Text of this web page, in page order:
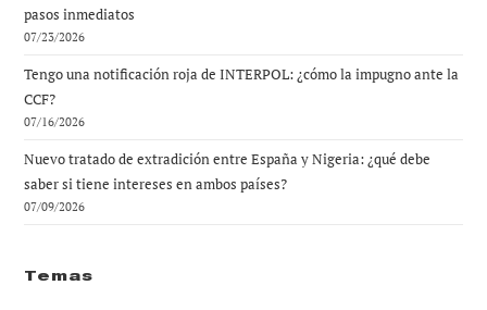
pasos inmediatos
07/23/2026
Tengo una notificación roja de INTERPOL: ¿cómo la impugno ante la
CCF?
07/16/2026
Nuevo tratado de extradición entre España y Nigeria: ¿qué debe
saber si tiene intereses en ambos países?
07/09/2026
Temas